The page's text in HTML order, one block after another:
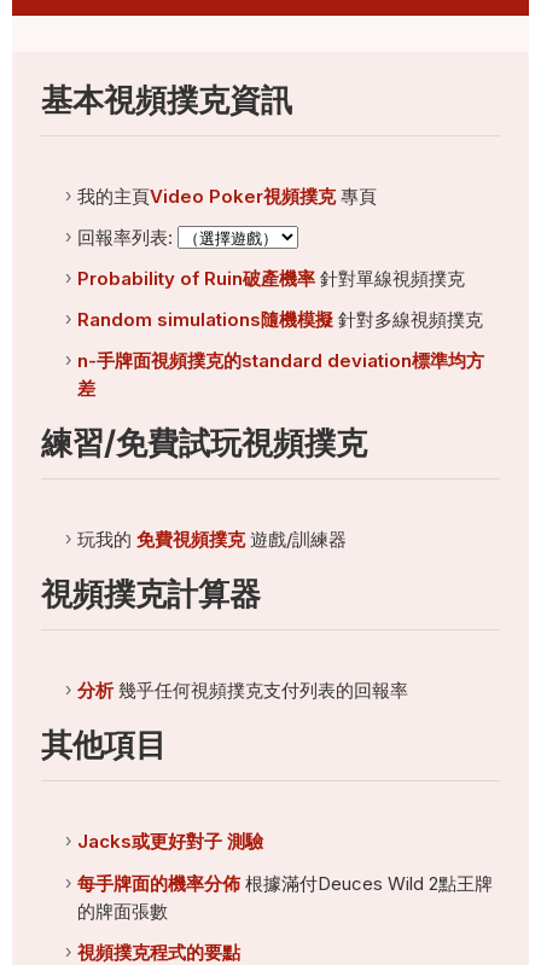
基本視頻撲克資訊
我的主頁Video Poker視頻撲克專頁
回報率列表:
Probability of Ruin破產機率 針對單線視頻撲克
Random simulations隨機模擬 針對多線視頻撲克
n-手牌面視頻撲克的standard deviation標準均方
差
練習/免費試玩視頻撲克
玩我的 免費視頻撲克遊戲/訓練器
視頻撲克計算器
分析幾乎任何視頻撲克支付列表的回報率
其他項目
Jacks或更好對子 測驗
每手牌面的機率分佈根據滿付Deuces Wild 2點王牌
的牌面張數
視頻撲克程式的要點